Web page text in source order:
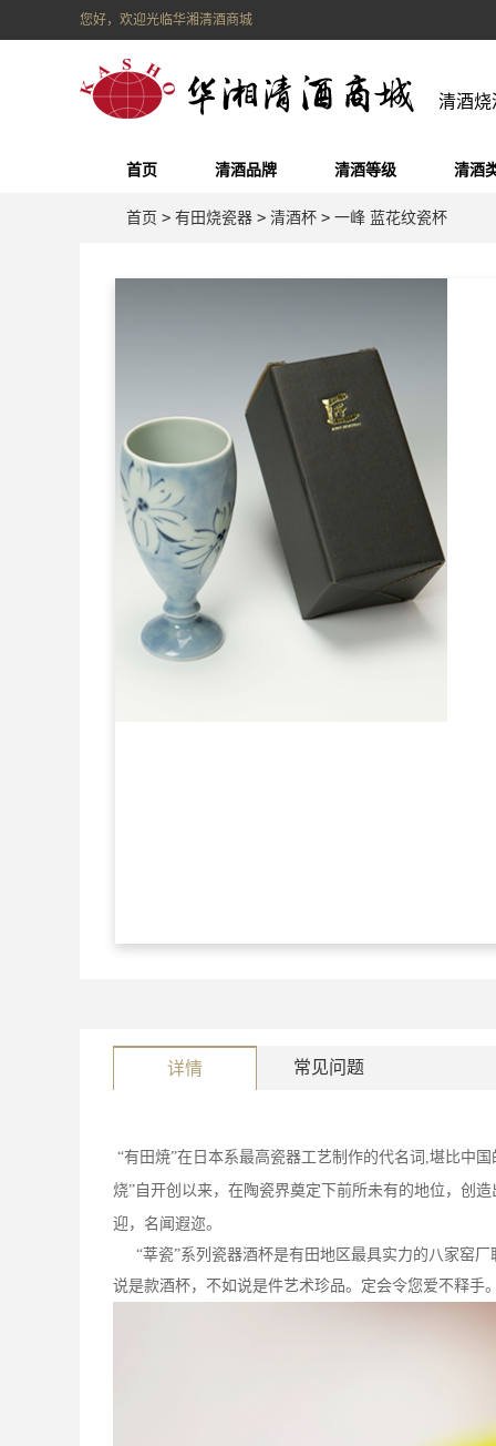
您好，欢迎光临华湘清酒商城
清酒烧
首页 清酒品牌 清酒等级 清酒
首页 > 有田烧瓷器 > 清酒杯 > 一峰 蓝花纹瓷杯
详情 常见问题
“有田焼”在日本系最高瓷器工艺制作的代名词 ,堪比中国
烧”自开创以来，在陶瓷界奠定下前所未有的地位，创
迎，名闻遐迩。
“莘瓷”系列瓷器酒杯是有田地区最具实力的八家窑
说是款酒杯，不如说是件艺术珍品。定会令您爱不释手